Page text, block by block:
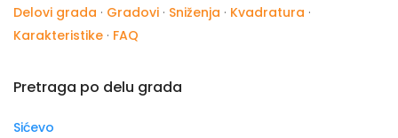
Delovi grada · Gradovi · Sniženja · Kvadratura ·
Karakteristike · FAQ
Pretraga po delu grada
Sićevo